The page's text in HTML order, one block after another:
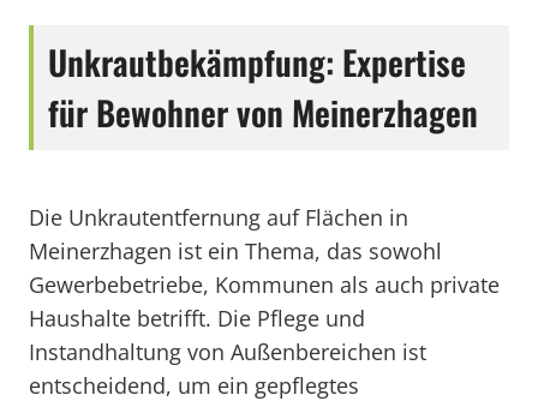
Unkrautbekämpfung: Expertise
für Bewohner von Meinerzhagen
Die Unkrautentfernung auf Flächen in
Meinerzhagen ist ein Thema, das sowohl
Gewerbebetriebe, Kommunen als auch private
Haushalte betrifft. Die Pflege und
Instandhaltung von Außenbereichen ist
entscheidend, um ein gepflegtes